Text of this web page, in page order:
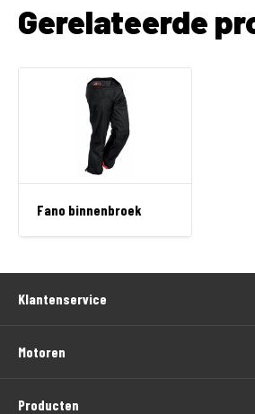
Gerelateerde
Fano binnenbroek
Klantenservice
Motoren
Producten